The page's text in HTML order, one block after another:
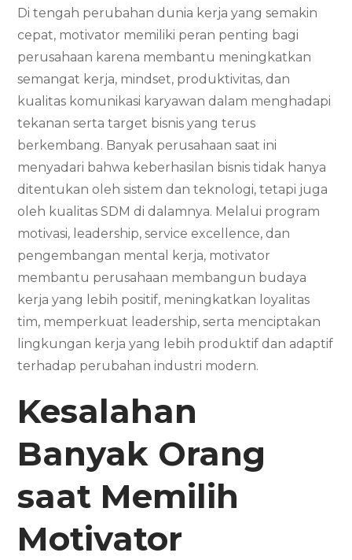
Di tengah perubahan dunia kerja yang semakin
cepat, motivator memiliki peran penting bagi
perusahaan karena membantu meningkatkan
semangat kerja, mindset, produktivitas, dan
kualitas komunikasi karyawan dalam menghadapi
tekanan serta target bisnis yang terus
berkembang. Banyak perusahaan saat ini
menyadari bahwa keberhasilan bisnis tidak hanya
ditentukan oleh sistem dan teknologi, tetapi juga
oleh kualitas SDM di dalamnya. Melalui program
motivasi, leadership, service excellence, dan
pengembangan mental kerja, motivator
membantu perusahaan membangun budaya
kerja yang lebih positif, meningkatkan loyalitas
tim, memperkuat leadership, serta menciptakan
lingkungan kerja yang lebih produktif dan adaptif
terhadap perubahan industri modern.
Kesalahan
Banyak Orang
saat Memilih
Motivator